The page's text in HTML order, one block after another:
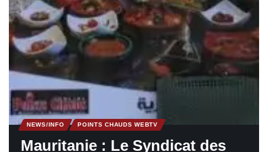
NEWS/INFO POINTS CHAUDS WEBTV
Mauritanie : Le Syndicat des